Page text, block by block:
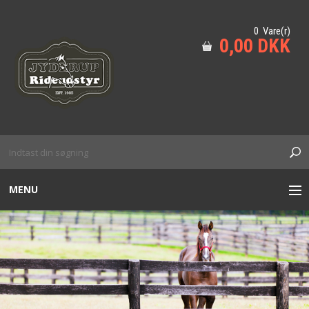
0 Vare(r)
0,00 DKK
MENU
TIL HESTEN
HUND
KÆPHEST M.M
SIKKERHED